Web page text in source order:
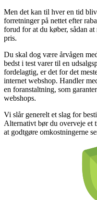
Men det kan til hver en tid
forretninger på nettet efter
forud for at du køber, sådan
pris.
Du skal dog være årvågen
bedst i test varer til en
fordelagtig, er det for det
internet webshop. Handler
en foranstaltning, som
webshops.
Vi slår generelt et slag for
Alternativt bør du overveje et
at godtgøre omkostningerne